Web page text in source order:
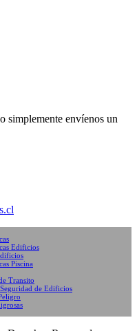
simplemente envíenos un
Edificios
Piscina
Transito
de Edificios